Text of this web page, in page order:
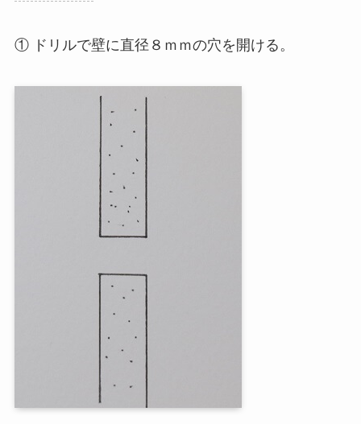
① ドリルで壁に直径８ｍｍの穴を開ける。